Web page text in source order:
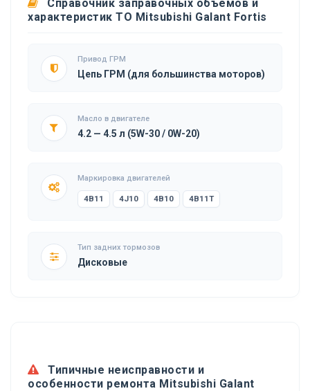
Справочник заправочных объемов и
характеристик ТО Mitsubishi Galant Fortis
Привод ГРМ
Цепь ГРМ (для большинства моторов)
Масло в двигателе
4.2 — 4.5 л (5W-30 / 0W-20)
Маркировка двигателей
4B11 4J10 4B10 4B11T
Тип задних тормозов
Дисковые
Типичные неисправности и
особенности ремонта Mitsubishi Galant